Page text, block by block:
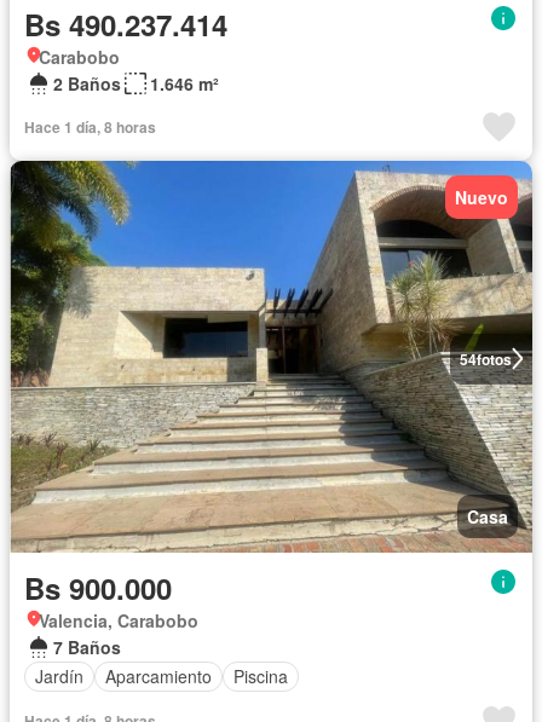
Bs 490.237.414
Carabobo
2 Baños
1.646 m²
Hace 1 día, 8 horas
54fotos
Nuevo
Casa
Bs 900.000
Valencia, Carabobo
7 Baños
Jardín
Aparcamiento Piscina